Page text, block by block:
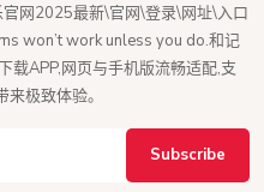
网2025最新\官网\登录\网址\入口
won’t work unless you do.和记
载APP,网页与手机版流畅适配,支
极致体验。
Subscribe